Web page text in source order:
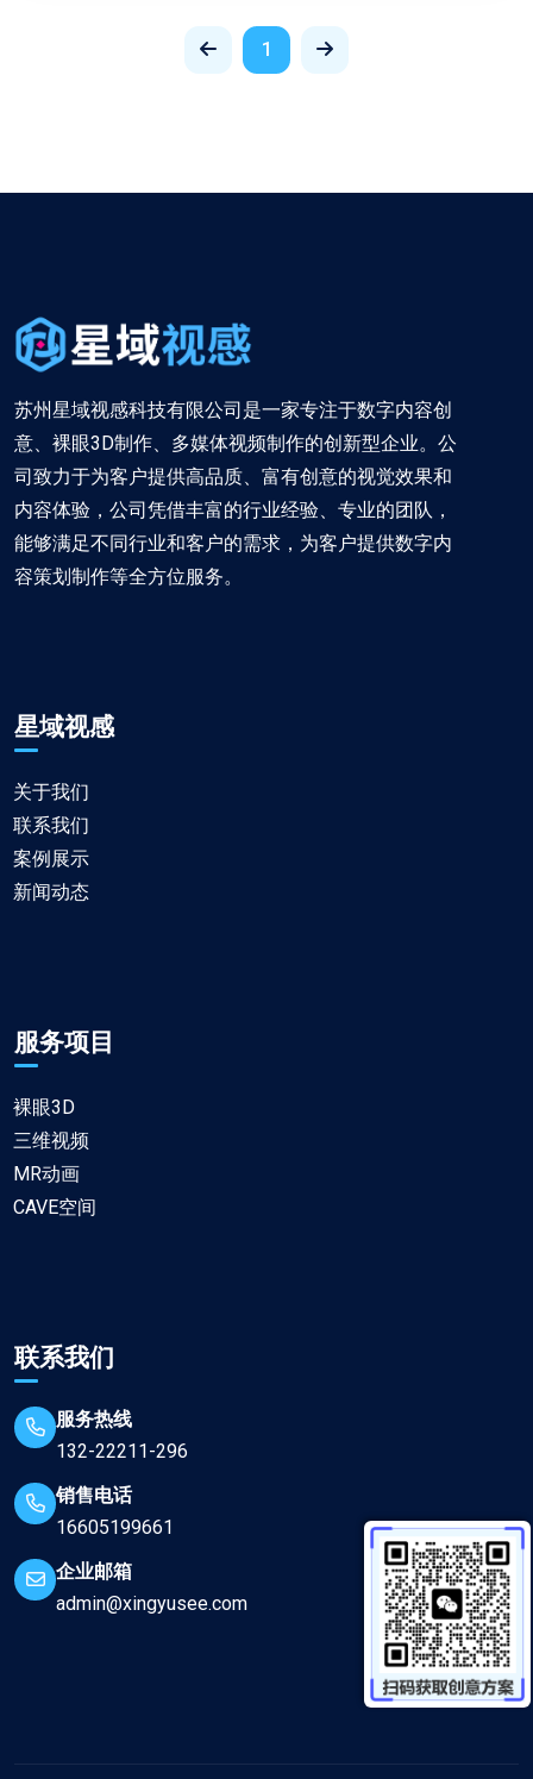
1
苏州星域视感科技有限公司是一家专注于数字内容创
意、裸眼3D制作、多媒体视频制作的创新型企业。公
司致力于为客户提供高品质、富有创意的视觉效果和
内容体验，公司凭借丰富的行业经验、专业的团队，
能够满足不同行业和客户的需求，为客户提供数字内
容策划制作等全方位服务。
星域视感
关于我们
联系我们
案例展示
新闻动态
服务项目
裸眼3D
三维视频
MR动画
CAVE空间
联系我们
服务热线
132-22211-296
销售电话
16605199661
企业邮箱
admin@xingyusee.com